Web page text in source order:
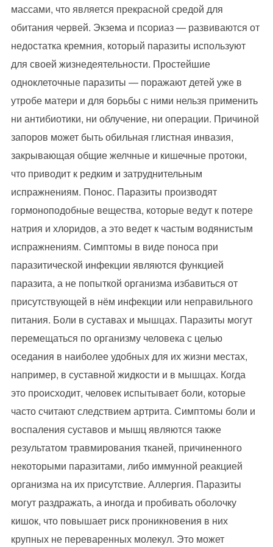
массами, что является прекрасной средой для
обитания червей. Экзема и псориаз — развиваются от
недостатка кремния, который паразиты используют
для своей жизнедеятельности. Простейшие
одноклеточные паразиты — поражают детей уже в
утробе матери и для борьбы с ними нельзя применить
ни антибиотики, ни облучение, ни операции. Причиной
запоров может быть обильная глистная инвазия,
закрывающая общие желчные и кишечные протоки,
что приводит к редким и затруднительным
испражнениям. Понос. Паразиты производят
гормоноподобные вещества, которые ведут к потере
натрия и хлоридов, а это ведет к частым водянистым
испражнениям. Симптомы в виде поноса при
паразитической инфекции являются функцией
паразита, а не попыткой организма избавиться от
присутствующей в нём инфекции или неправильного
питания. Боли в суставах и мышцах. Паразиты могут
перемещаться по организму человека с целью
оседания в наиболее удобных для их жизни местах,
например, в суставной жидкости и в мышцах. Когда
это происходит, человек испытывает боли, которые
часто считают следствием артрита. Симптомы боли и
воспаления суставов и мышц являются также
результатом травмирования тканей, причиненного
некоторыми паразитами, либо иммунной реакцией
организма на их присутствие. Аллергия. Паразиты
могут раздражать, а иногда и пробивать оболочку
кишок, что повышает риск проникновения в них
крупных не переваренных молекул. Это может